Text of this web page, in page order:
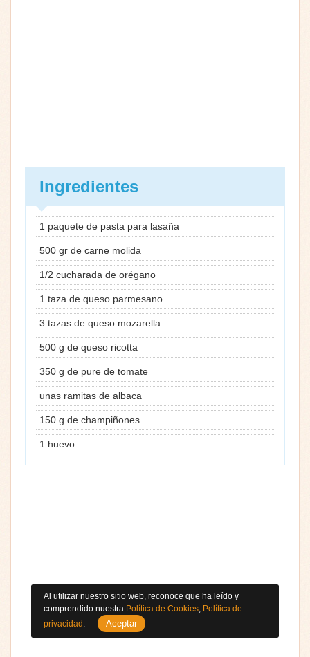
Ingredientes
1 paquete de pasta para lasaña
500 gr de carne molida
1/2 cucharada de orégano
1 taza de queso parmesano
3 tazas de queso mozarella
500 g de queso ricotta
350 g de pure de tomate
unas ramitas de albaca
150 g de champiñones
1 huevo
Al utilizar nuestro sitio web, reconoce que ha leído y
comprendido nuestra Política de Cookies Política de
privacidad
Aceptar